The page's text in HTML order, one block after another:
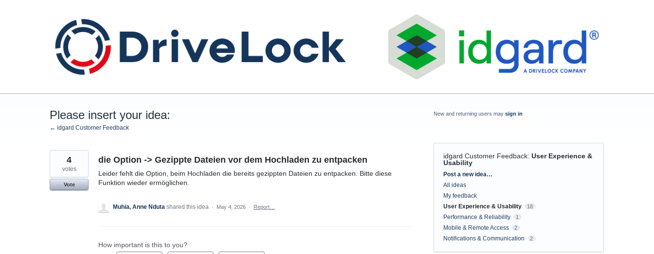
Please insert your idea:
← idgard Customer Feedback
die Option -> Gezippte Dateien vor dem Hochladen zu entpacken
Leider fehlt die Option, beim Hochladen die bereits gezippten Dateien zu entpacken. Bitte diese
Funktion wieder ermöglichen.
4
votes
Vote
Muhia, Anne Nduta shared this idea · May 4, 2026 · Report…
How important is this to you?
New and returning users may sign in
idgard Customer Feedback: User Experience &
Usability
Categories
Post a new idea…
All ideas
My feedback
User Experience & Usability
18
Performance & Reliability 1
Mobile & Remote Access 2
Notifications & Communication 2